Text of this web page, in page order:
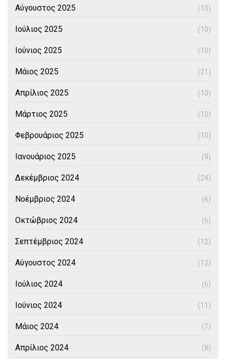
Αύγουστος 2025 (10)
Ιούλιος 2025 (10)
Ιούνιος 2025 (10)
Μάιος 2025 (21)
Απρίλιος 2025 (10)
Μάρτιος 2025 (10)
Φεβρουάριος 2025 (10)
Ιανουάριος 2025 (9)
Δεκέμβριος 2024 (24)
Νοέμβριος 2024 (6)
Οκτώβριος 2024 (6)
Σεπτέμβριος 2024 (12)
Αύγουστος 2024 (12)
Ιούλιος 2024 (6)
Ιούνιος 2024 (11)
Μάιος 2024 (7)
Απρίλιος 2024 (8)